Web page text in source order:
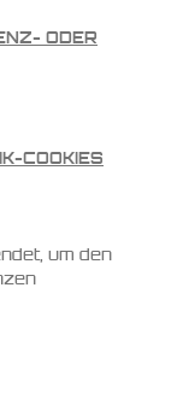
ODER
COOKIES
um den